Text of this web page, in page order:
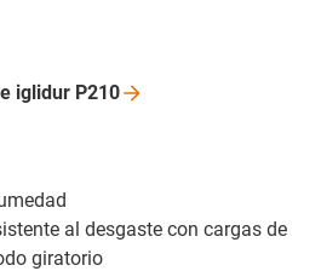
al desgaste con cargas de
giratorio
iglidur P210